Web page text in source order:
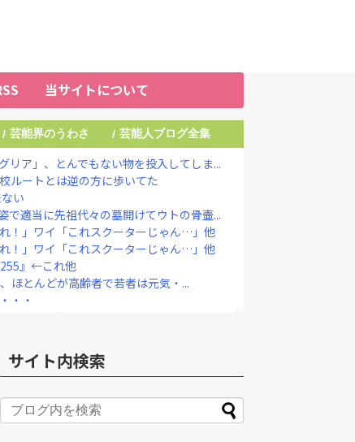
当サイトについて
/ 芸能界のうわさ / 芸能人ブログ全集
リア」、とんでもない物を投入してしま...
ルートとは逆の方に歩いてた
い
で適当に先祖代々の墓開けてウトの骨壷...
！」ワイ「これスクーターじゃん…」他
！」ワイ「これスクーターじゃん…」他
』←これ他
ほとんどが高齢者で若者は元気・...
・・
してしまうｗｗｗｗｗｗｗ
成巡る“ブチギレ”投稿を謝罪「配慮に...
サイト内検索